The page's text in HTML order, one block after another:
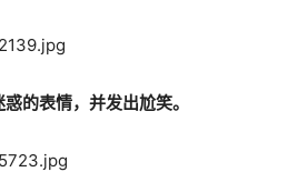
的表情，并发出尬笑。